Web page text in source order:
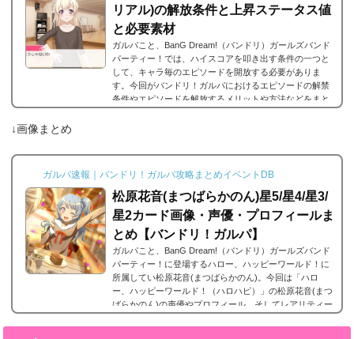
リアル)の解放条件と上昇ステータス値
と必要素材
ガルパこと、BanG Dream!（バンドリ）ガールズバンド
パーティー！では、ハイスコアを叩き出す条件の一つと
して、キャラ毎のエピソードを開放する必要がありま
す。今回がバンドリ！ガルパにおけるエピソードの解禁
条件やエピソードを解放するメリットや方法などをまと
す。エピソードは各キャラクターの詳細にあり、解放す
よ...
↓画像まとめ
ガルパ速報｜バンドリ！ガルパ攻略まとめイベントDB
松原花音(まつばらかのん)星5/星4/星3/
星2カード画像・声優・プロフィールま
とめ【バンドリ！ガルパ】
ガルパこと、BanG Dream!（バンドリ）ガールズバンド
パーティー！に登場するハロー、ハッピーワールド！に
所属してい松原花音(まつばらかのん)。今回は「ハロ
ー、ハッピーワールド！（ハロハピ）」の松原花音(まつ
ばらかのん)の声優やプロフィール、そしてレアリティー